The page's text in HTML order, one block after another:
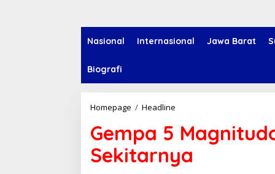
Nasional Internasional Jawa Barat
Biografi
Homepage / Headline
m
a
5
Gempa 5
Sekitarnya